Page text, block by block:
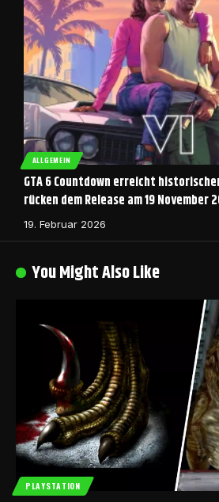
ALLGEMEIN
GTA 6 Countdown erreicht
rücken dem Release am 19 November
19. Februar 2026
You Might Also Like
PLAYSTATION